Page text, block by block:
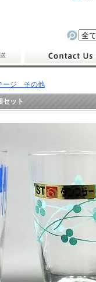
ージ その他
ット